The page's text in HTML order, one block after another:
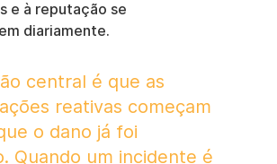
e à reputação se
diariamente.
central é que as
reativas começam
o dano já foi
Quando um incidente é